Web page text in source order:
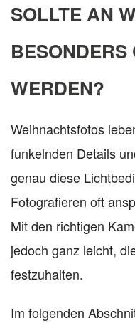
SOLLTE AN
BESONDERS
WERDEN?
Weihnachtsfotos
funkelnden Details
genau diese
Fotografieren oft
Mit den richtigen
jedoch ganz leicht,
festzuhalten.
Im folgenden